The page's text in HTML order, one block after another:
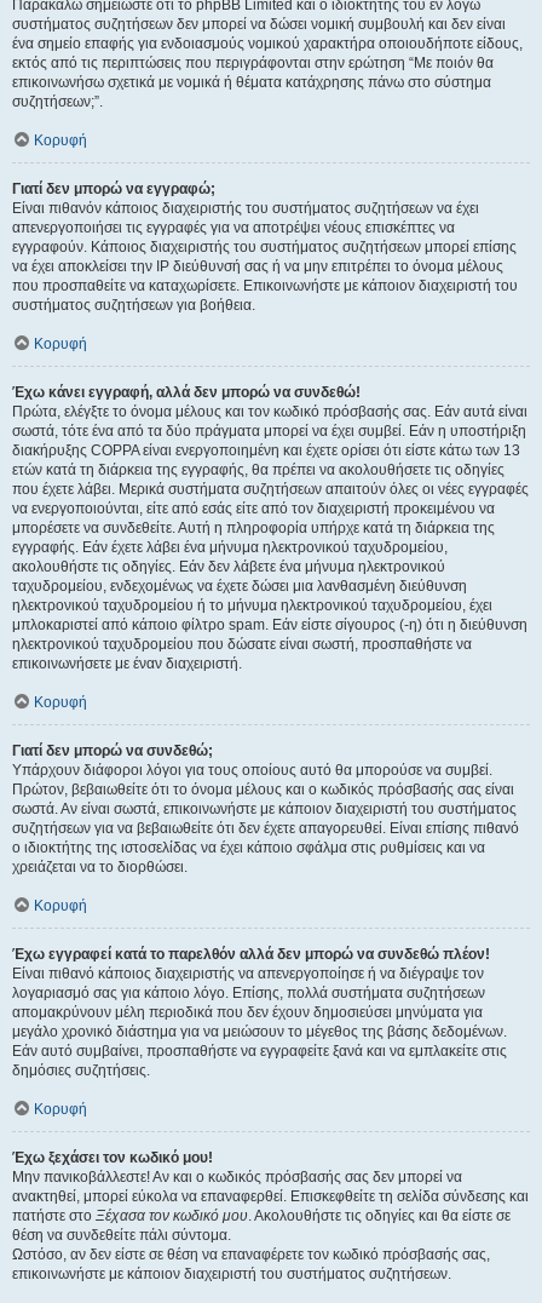
Παρακαλώ σημειώστε ότι το phpBB Limited και ο ιδιοκτήτης του εν λόγω
συστήματος συζητήσεων δεν μπορεί να δώσει νομική συμβουλή και δεν είναι
ένα σημείο επαφής για ενδοιασμούς νομικού χαρακτήρα οποιουδήποτε είδους,
εκτός από τις περιπτώσεις που περιγράφονται στην ερώτηση “Με ποιόν θα
επικοινωνήσω σχετικά με νομικά ή θέματα κατάχρησης πάνω στο σύστημα
συζητήσεων;”.
Κορυφή
Γιατί δεν μπορώ να εγγραφώ;
Είναι πιθανόν κάποιος διαχειριστής του συστήματος συζητήσεων να έχει
απενεργοποιήσει τις εγγραφές για να αποτρέψει νέους επισκέπτες να
εγγραφούν. Κάποιος διαχειριστής του συστήματος συζητήσεων μπορεί επίσης
να έχει αποκλείσει την IP διεύθυνσή σας ή να μην επιτρέπει το όνομα μέλους
που προσπαθείτε να καταχωρίσετε. Επικοινωνήστε με κάποιον διαχειριστή του
συστήματος συζητήσεων για βοήθεια.
Κορυφή
Έχω κάνει εγγραφή, αλλά δεν μπορώ να συνδεθώ!
Πρώτα, ελέγξτε το όνομα μέλους και τον κωδικό πρόσβασής σας. Εάν αυτά είναι
σωστά, τότε ένα από τα δύο πράγματα μπορεί να έχει συμβεί. Εάν η υποστήριξη
διακήρυξης COPPA είναι ενεργοποιημένη και έχετε ορίσει ότι είστε κάτω των 13
ετών κατά τη διάρκεια της εγγραφής, θα πρέπει να ακολουθήσετε τις οδηγίες
που έχετε λάβει. Μερικά συστήματα συζητήσεων απαιτούν όλες οι νέες εγγραφές
να ενεργοποιούνται, είτε από εσάς είτε από τον διαχειριστή προκειμένου να
μπορέσετε να συνδεθείτε. Αυτή η πληροφορία υπήρχε κατά τη διάρκεια της
εγγραφής. Εάν έχετε λάβει ένα μήνυμα ηλεκτρονικού ταχυδρομείου,
ακολουθήστε τις οδηγίες. Εάν δεν λάβετε ένα μήνυμα ηλεκτρονικού
ταχυδρομείου, ενδεχομένως να έχετε δώσει μια λανθασμένη διεύθυνση
ηλεκτρονικού ταχυδρομείου ή το μήνυμα ηλεκτρονικού ταχυδρομείου, έχει
μπλοκαριστεί από κάποιο φίλτρο spam. Εάν είστε σίγουρος (-η) ότι η διεύθυνση
ηλεκτρονικού ταχυδρομείου που δώσατε είναι σωστή, προσπαθήστε να
επικοινωνήσετε με έναν διαχειριστή.
Κορυφή
Γιατί δεν μπορώ να συνδεθώ;
Υπάρχουν διάφοροι λόγοι για τους οποίους αυτό θα μπορούσε να συμβεί.
Πρώτον, βεβαιωθείτε ότι το όνομα μέλους και ο κωδικός πρόσβασής σας είναι
σωστά. Αν είναι σωστά, επικοινωνήστε με κάποιον διαχειριστή του συστήματος
συζητήσεων για να βεβαιωθείτε ότι δεν έχετε απαγορευθεί. Είναι επίσης πιθανό
ο ιδιοκτήτης της ιστοσελίδας να έχει κάποιο σφάλμα στις ρυθμίσεις και να
χρειάζεται να το διορθώσει.
Κορυφή
Έχω εγγραφεί κατά το παρελθόν αλλά δεν μπορώ να συνδεθώ πλέον!
Είναι πιθανό κάποιος διαχειριστής να απενεργοποίησε ή να διέγραψε τον
λογαριασμό σας για κάποιο λόγο. Επίσης, πολλά συστήματα συζητήσεων
απομακρύνουν μέλη περιοδικά που δεν έχουν δημοσιεύσει μηνύματα για
μεγάλο χρονικό διάστημα για να μειώσουν το μέγεθος της βάσης δεδομένων.
Εάν αυτό συμβαίνει, προσπαθήστε να εγγραφείτε ξανά και να εμπλακείτε στις
δημόσιες συζητήσεις.
Κορυφή
Έχω ξεχάσει τον κωδικό μου!
Μην πανικοβάλλεστε! Αν και ο κωδικός πρόσβασής σας δεν μπορεί να
ανακτηθεί, μπορεί εύκολα να επαναφερθεί. Επισκεφθείτε τη σελίδα σύνδεσης και
πατήστε στο Ξέχασα τον κωδικό μου. Ακολουθήστε τις οδηγίες και θα είστε σε
θέση να συνδεθείτε πάλι σύντομα.
Ωστόσο, αν δεν είστε σε θέση να επαναφέρετε τον κωδικό πρόσβασής σας,
επικοινωνήστε με κάποιον διαχειριστή του συστήματος συζητήσεων.